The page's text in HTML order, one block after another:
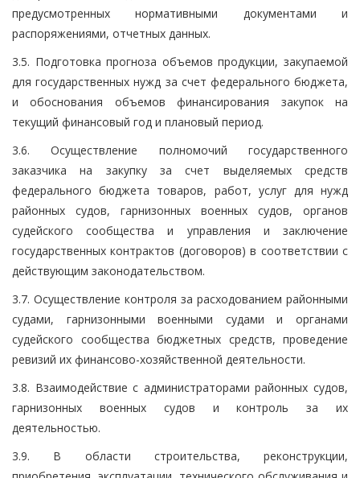
предусмотренных нормативными документами и
распоряжениями, отчетных данных.
3.5. Подготовка прогноза объемов продукции, закупаемой
для государственных нужд за счет федерального бюджета,
и обоснования объемов финансирования закупок на
текущий финансовый год и плановый период.
3.6. Осуществление полномочий государственного
заказчика на закупку за счет выделяемых средств
федерального бюджета товаров, работ, услуг для нужд
районных судов, гарнизонных военных судов, органов
судейского сообщества и управления и заключение
государственных контрактов (договоров) в соответствии с
действующим законодательством.
3.7. Осуществление контроля за расходованием районными
судами, гарнизонными военными судами и органами
судейского сообщества бюджетных средств, проведение
ревизий их финансово-хозяйственной деятельности.
3.8. Взаимодействие с администраторами районных судов,
гарнизонных военных судов и контроль за их
деятельностью.
3.9. В области строительства, реконструкции,